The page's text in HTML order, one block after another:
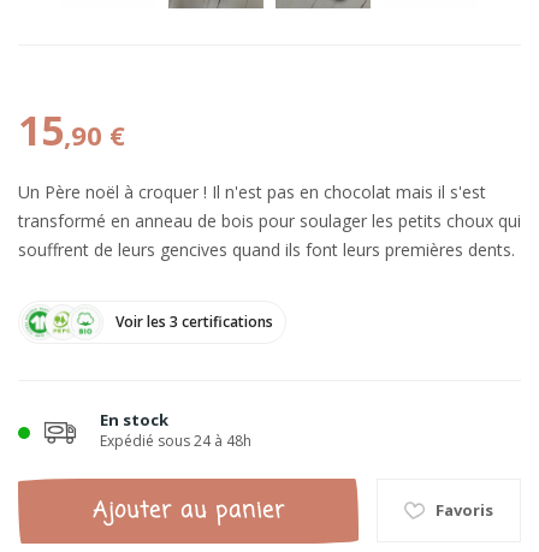
15,90 €
Un Père noël à croquer ! Il n'est pas en chocolat mais il s'est
transformé en anneau de bois pour soulager les petits choux qui
souffrent de leurs gencives quand ils font leurs premières dents.
Voir les 3 certifications
En stock
Expédié sous 24 à 48h
Ajouter au panier Favoris